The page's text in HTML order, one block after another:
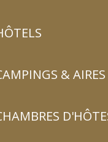
&
SAUVEUR
Saint-Sauveur